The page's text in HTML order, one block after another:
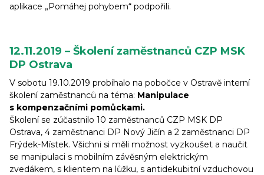
aplikace „Pomáhej pohybem“ podpořili.
12.11.2019 – Školení zaměstnanců CZP MSK
DP Ostrava
V sobotu 19.10.2019 probíhalo na pobočce v Ostravě interní
školení zaměstnanců na téma: Manipulace
s kompenzačními pomůckami.
Školení se zúčastnilo 10 zaměstnanců CZP MSK DP
Ostrava, 4 zaměstnanci DP Nový Jičín a 2 zaměstnanci DP
Frýdek-Místek. Všichni si měli možnost vyzkoušet a naučit
se manipulaci s mobilním závěsným elektrickým
zvedákem, s klientem na lůžku, s antidekubitní vzduchovou